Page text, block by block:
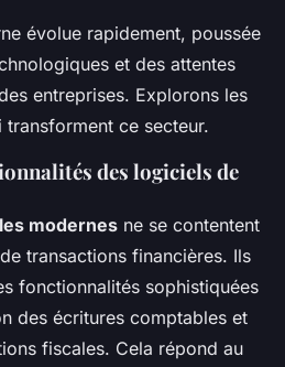
évolue rapidement, poussée
et des attentes
entreprises. Explorons les
ce secteur.
des logiciels de
modernes ne se contentent
transactions financières. Ils
fonctionnalités sophistiquées
des écritures comptables et
fiscales. Cela répond au